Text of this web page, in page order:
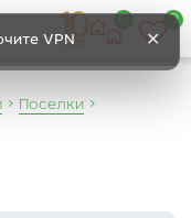
VPN ✕
0
Поселки